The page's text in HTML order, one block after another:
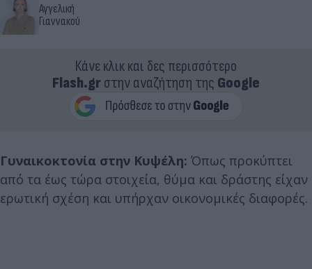
Αγγελική
Γιαννακού
Κάνε κλικ και δες περισσότερο
Flash.grστην αναζήτηση της Google
Γυναικοκτονία στην Κυψέλη: Όπως προκύπτει
από τα έως τώρα στοιχεία, θύμα και δράστης είχαν
ερωτική σχέση και υπήρχαν οικονομικές διαφορές.